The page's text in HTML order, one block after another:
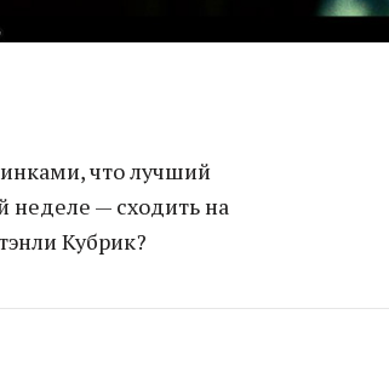
что лучший
неделе — сходить на
Кубрик?